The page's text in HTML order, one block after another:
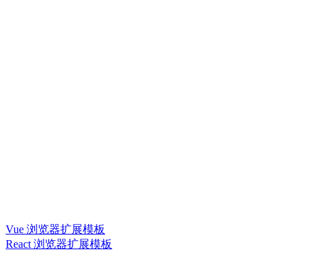
Vue 浏览器扩展模板
React 浏览器扩展模板